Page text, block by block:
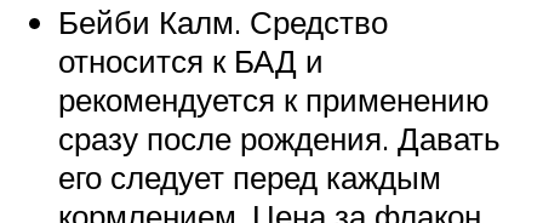
Бейби Калм. Средство
относится к БАД и
рекомендуется к применению
сразу после рождения. Давать
его следует перед каждым